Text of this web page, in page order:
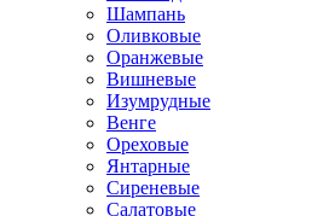
Шампань
Оливковые
Оранжевые
Вишневые
Изумрудные
Венге
Ореховые
Янтарные
Сиреневые
Салатовые